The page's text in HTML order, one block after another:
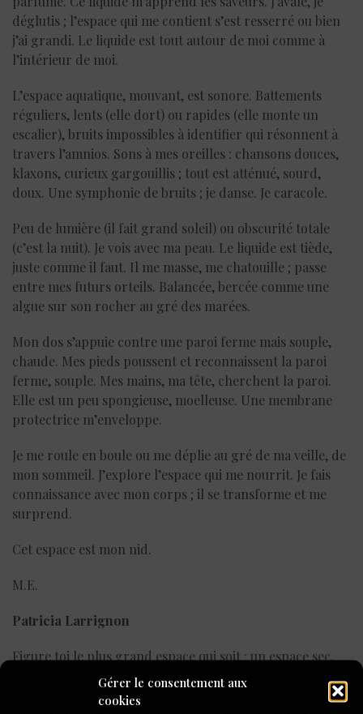
Gérer le consentement aux
cookies
déglutis ; l’espace qui me contient s’est resserré ou bien
j’ai grandi. Le liquide est tout autour de moi comme à
l’intérieur de moi.
L’espace aquatique, mouvant, est sonore. Battements
réguliers, lents (elle dort) ou rapides (elle monte un
escalier), bruits impossibles à identifier qui résonnent à
travers l’amnios. Sons à mes oreilles : chansons douces,
klaxons, curieux gargouillis ; tout est atténué, sourd,
doux. Une symphonie de bruits ; je danse. Je caracole.
Peu de lumière (il fait grand soleil) ou obscurité totale
(c’est la nuit). Je vois avec ma peau. Le liquide est tiède,
juste comme il faut. Il me masse, me chatouille ; passe
entre mes futurs orteils. Balancée, bercée comme une
algue sur son rocher au gré des marées.
Mon dos s’appuie contre une paroi ferme mais souple,
chaude. Mes pieds poussent et reconnaissent la paroi
ferme, souple. Mes mains, ma tête, cherchent la paroi.
Elle est un peu spongieuse, moelleuse. Une membrane
protectrice m’enveloppe.
Je me roule en boule ou me déplie au gré de ma veille, de
mon sommeil. J’explore l’espace qui me nourrit. Je fais
connaissance avec mon corps ; il se transforme et me
surprend.
Cet espace est mon nid.
M.E.
Patricia Larrignon
Figure toi le plus grand espace qui soit : un espace sec,
ardu, un espace rocailleux, aux tonalités rougeâtres, un
espace infini composé d’un nombre insensé de couches